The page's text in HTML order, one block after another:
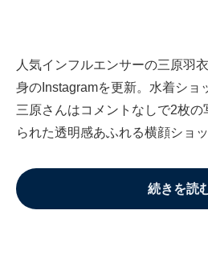
人気インフルエンサーの三原羽
身のInstagramを更新。水着ショ
三原さんはコメントなしで2枚
られた透明感あふれる横顔ショ
続きを読